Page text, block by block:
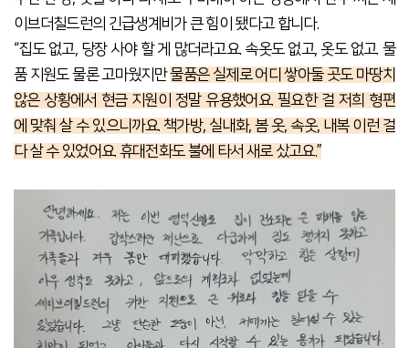
이브더칠드런의 긴급생계비가 큰 힘이 됐다고 합니다.
“집도 없고, 당장 사야 할 게 많더라고요.속옷도 없고, 옷도 없고. 물
품 지원도 물론 고마웠지만물품은 실제로 어디 쌓아둘 곳도 마땅치
않은 상황에서 현금 지원이 정말 유용했어요. 필요한 걸 저희 형편
에 맞춰 살 수 있으니까요. 책가방, 실내화, 봄 옷, 속옷, 내복 이런 걸
다 살 수 있었어요. 휴대전화도 불에 타서 새로 샀고요.”